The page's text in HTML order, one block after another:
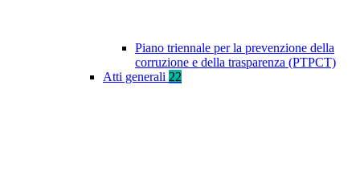
Piano triennale per la prevenzione della
corruzione e della trasparenza (PTPCT)
Atti generali 22